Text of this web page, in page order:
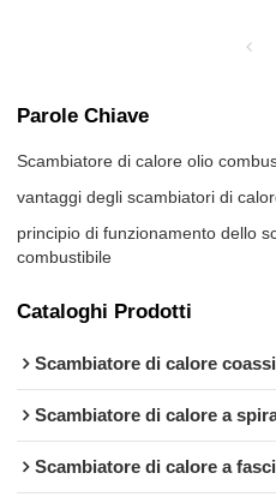
Parole Chiave
Scambiatore di calore olio
vantaggi degli scambiatori di
principio di funzionamento dello
combustibile
Cataloghi Prodotti
Scambiatore di calore
Scambiatore di calore a
Scambiatore di calore a